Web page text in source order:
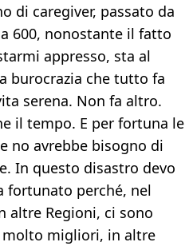
di caregiver, passato da
a 600, nonostante il fatto
appresso, sta al
burocrazia che tutto fa
serena. Non fa altro.
il tempo. E per fortuna le
no avrebbe bisogno di
In questo disastro devo
fortunato perché, nel
altre Regioni, ci sono
migliori, in altre